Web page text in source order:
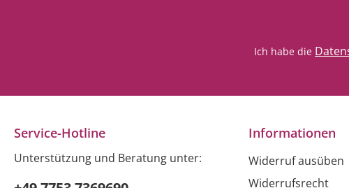
Ich habe die
Service-Hotline
Unterstützung und Beratung unter:
Informationen
Widerruf ausüben
Widerrufsrecht